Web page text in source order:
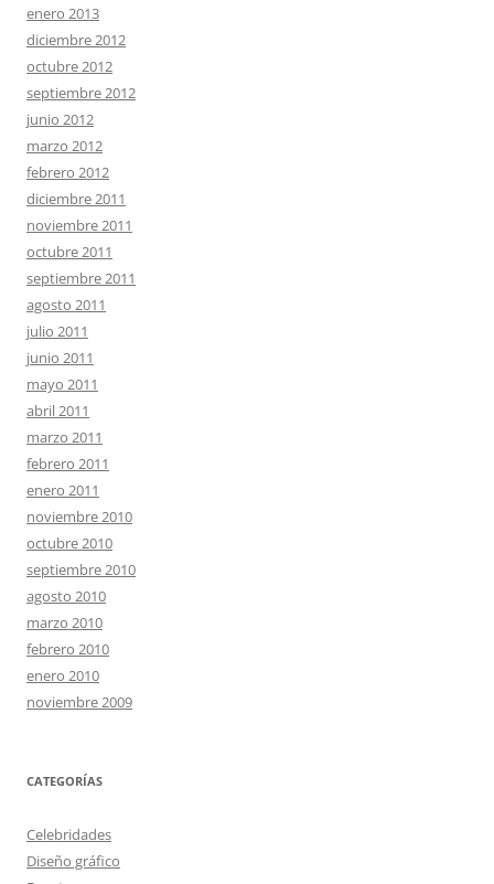
enero 2013
diciembre 2012
octubre 2012
septiembre 2012
junio 2012
marzo 2012
febrero 2012
diciembre 2011
noviembre 2011
octubre 2011
septiembre 2011
agosto 2011
julio 2011
junio 2011
mayo 2011
abril 2011
marzo 2011
febrero 2011
enero 2011
noviembre 2010
octubre 2010
septiembre 2010
agosto 2010
marzo 2010
febrero 2010
enero 2010
noviembre 2009
CATEGORÍAS
Celebridades
Diseño gráfico